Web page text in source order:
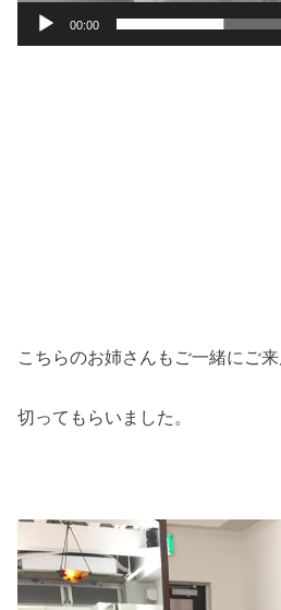
00:00
こちらのお姉さんもご一緒にご
切ってもらいました。